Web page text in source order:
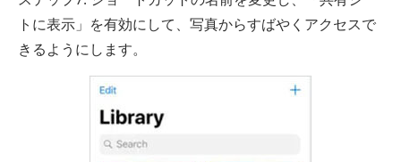
トに表示」を有効にして、写真からすばやくアクセスで
きるようにします。